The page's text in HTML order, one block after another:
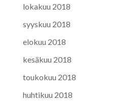
lokakuu 2018
syyskuu 2018
elokuu 2018
kesäkuu 2018
toukokuu 2018
huhtikuu 2018